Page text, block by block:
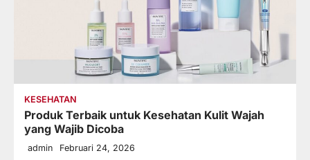
KESEHATAN
Produk Terbaik untuk Kesehatan Kulit Wajah
yang Wajib Dicoba
admin Februari 24, 2026